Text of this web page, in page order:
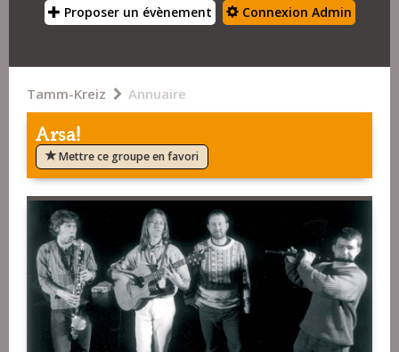
Proposer un évènement Connexion Admin
Tamm-Kreiz Annuaire
Arsa!
Mettre ce groupe en favori